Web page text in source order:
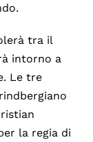
tra il
intorno a
Le tre
la regia di